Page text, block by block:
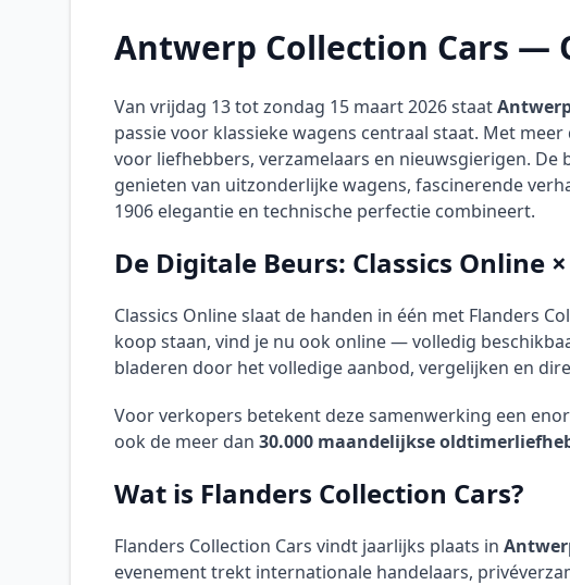
Antwerp Collection Cars —
Van vrijdag 13 tot zondag 15 maart 2026 staat
passie voor klassieke wagens centraal staat. Met meer
voor liefhebbers, verzamelaars en nieuwsgierigen.
genieten van uitzonderlijke wagens, fascinerende
1906 elegantie en technische perfectie combineert.
De Digitale Beurs: Classics Online
Classics Online slaat de handen in één met Flanders
koop staan, vind je nu ook online — volledig
bladeren door het volledige aanbod, vergelijken en
Voor verkopers betekent deze samenwerking een
ook de meer dan 30.000 maandelijkse
Wat is Flanders Collection Cars?
Flanders Collection Cars vindt jaarlijks plaats in
evenement trekt internationale handelaars,